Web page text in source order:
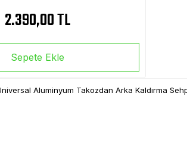
2.390,00 TL
Sepete Ekle